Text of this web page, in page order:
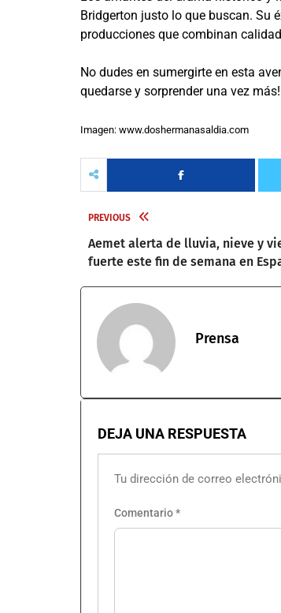
Bridgerton justo lo que buscan. Su
producciones que combinan
No dudes en sumergirte en esta
quedarse y sorprender una vez más!
Imagen: www.doshermanasaldia.com
PREVIOUS
Aemet alerta de lluvia, nieve y
fuerte este fin de semana en
Prensa
DEJA UNA RESPUESTA
Tu dirección de correo
Comentario*